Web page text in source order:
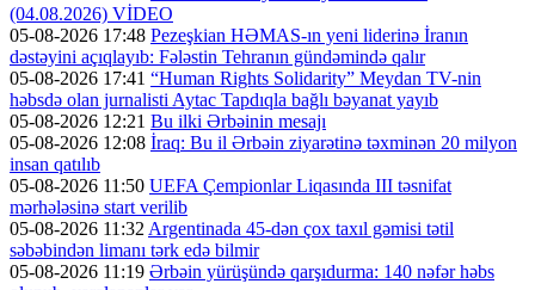
(04.08.2026) VİDEO
05-08-2026 17:48 Pezeşkian HƏMAS-ın yeni liderinə İranın
dəstəyini açıqlayıb: Fələstin Tehranın gündəmində qalır
05-08-2026 17:41 “Human Rights Solidarity” Meydan TV-nin
həbsdə olan jurnalisti Aytac Tapdıqla bağlı bəyanat yayıb
05-08-2026 12:21 Bu ilki Ərbəinin mesajı
05-08-2026 12:08 İraq: Bu il Ərbəin ziyarətinə təxminən 20 milyon
insan qatılıb
05-08-2026 11:50 UEFA Çempionlar Liqasında III təsnifat
mərhələsinə start verilib
05-08-2026 11:32 Argentinada 45-dən çox taxıl gəmisi tətil
səbəbindən limanı tərk edə bilmir
05-08-2026 11:19 Ərbəin yürüşündə qarşıdurma: 140 nəfər həbs